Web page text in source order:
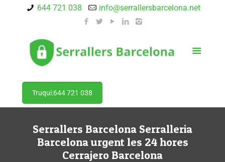
644 721 038 info@serrallersbarcelona.net
Truqui:644 721 038
Serrallers Barcelona Serralleria
Barcelona urgent les 24 hores
Cerrajero Barcelona